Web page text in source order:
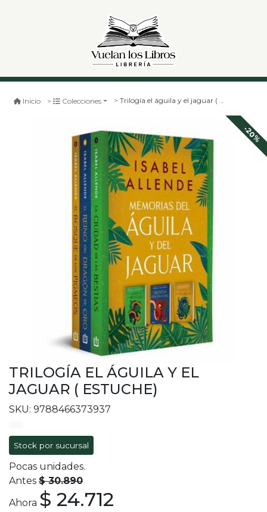
Inicio Colecciones Trilogía el águila y el jaguar ( estuche)
-20%
TRILOGÍA EL ÁGUILA Y EL
JAGUAR ( ESTUCHE)
SKU: 9788466373937
Stock por sucursal
Pocas unidades.
Antes $ 30.890
Ahora $ 24.712